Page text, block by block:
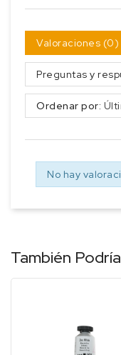
Valoraciones (0)
Preguntas y
Ordenar por:
No hay
También